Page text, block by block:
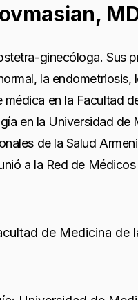
ginecóloga. Sus
la
en la Facultad
en la Universidad
de la Salud
a la Red de
de Medicina de